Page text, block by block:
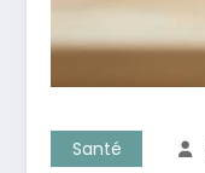
Santé